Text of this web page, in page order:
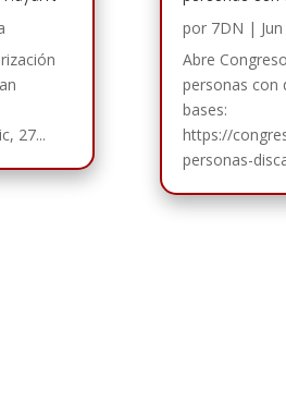
27...
por 7DN |
Abre
personas con
bases:
https://
personas-